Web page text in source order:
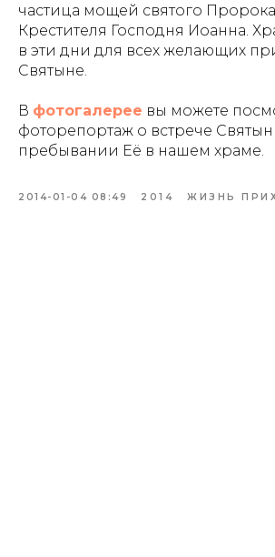
частица мощей святого
Крестителя Господня Иоанна.
в эти дни для всех желающих
Святыне.
В фотогалерее вы можете
фоторепортаж о встрече
пребывании Её в нашем храме.
2014-01-04 08:49 2014 ЖИЗНЬ